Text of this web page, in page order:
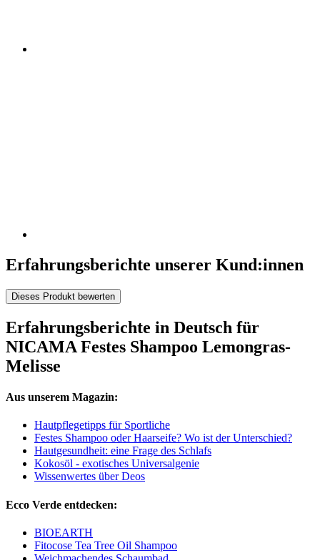
Erfahrungsberichte unserer Kund:innen
Dieses Produkt bewerten
Erfahrungsberichte in Deutsch für
NICAMA Festes Shampoo Lemongras-
Melisse
Aus unserem Magazin:
Hautpflegetipps für Sportliche
Festes Shampoo oder Haarseife? Wo ist der Unterschied?
Hautgesundheit: eine Frage des Schlafs
Kokosöl - exotisches Universalgenie
Wissenwertes über Deos
Ecco Verde entdecken:
BIOEARTH
Fitocose Tea Tree Oil Shampoo